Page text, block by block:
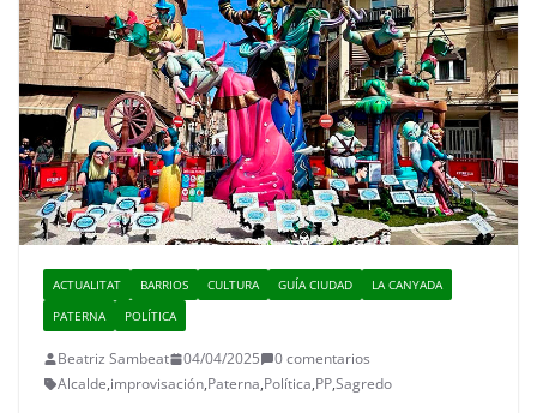
ACTUALITAT BARRIOS CULTURA GUÍA CIUDAD
LA CANYADA
PATERNA
POLÍTICA
Beatriz Sambeat 04/04/2025
0 comentarios
Alcalde,improvisación,Paterna,Política,PP,Sagredo